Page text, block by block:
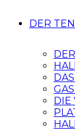
DER
DIE